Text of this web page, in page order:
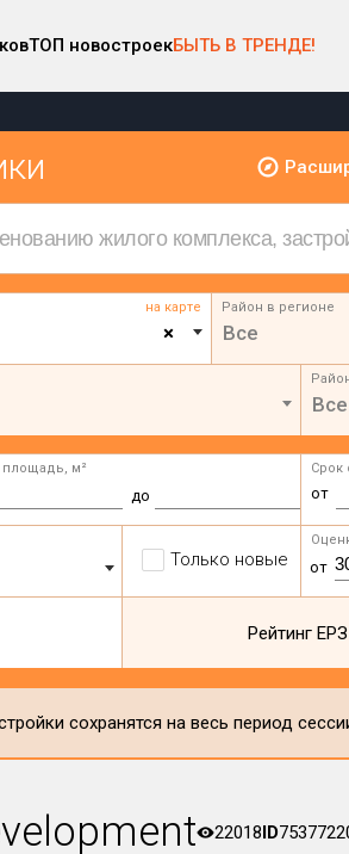
ТОП новостроекБЫТЬ В ТРЕНДЕ!
на карте
×
Район в регионе
Все
Все
м²
до
Срок
от
Только новые от
Рейтинг ЕРЗ
сохранятся на весь период
22018ID